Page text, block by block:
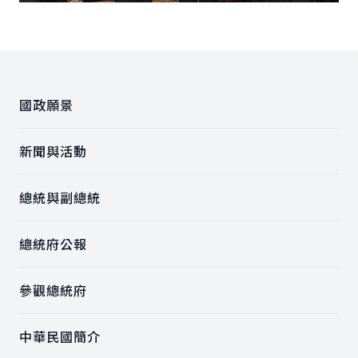
國政願景
新聞與活動
總統與副總統
總統府公報
參觀總統府
中華民國簡介